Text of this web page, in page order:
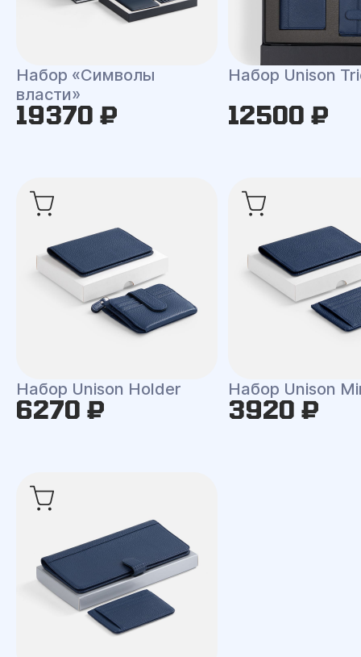
Набор «Символы
власти»
19370 ₽
Набор Unison
12500 ₽
Набор Unison Holder
6270 ₽
Набор Unison
3920 ₽